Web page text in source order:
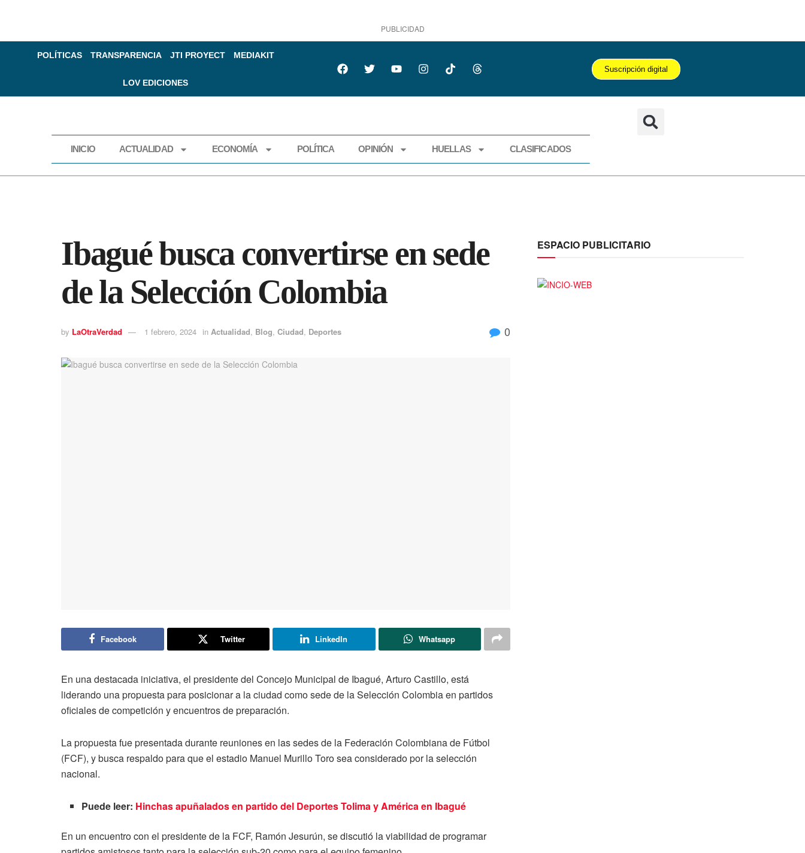
PUBLICIDAD
POLÍTICAS TRANSPARENCIA JTI PROYECT MEDIAKIT
LOV EDICIONES
Suscripción digital
INICIO ACTUALIDAD ECONOMÍA POLÍTICA OPINIÓN HUELLAS CLASIFICADOS
Ibagué busca convertirse en sede
de la Selección Colombia
by LaOtraVerdad 1 febrero, 2024 in Actualidad, Blog, Ciudad, Deportes 0
Facebook Twitter LinkedIn Whatsapp
En una destacada iniciativa, el presidente del Concejo Municipal de Ibagué, Arturo Castillo, está
liderando una propuesta para posicionar a la ciudad como sede de la Selección Colombia en partidos
oficiales de competición y encuentros de preparación.
La propuesta fue presentada durante reuniones en las sedes de la Federación Colombiana de Fútbol
(FCF), y busca respaldo para que el estadio Manuel Murillo Toro sea considerado por la selección
nacional.
Puede leer: Hinchas apuñalados en partido del Deportes Tolima y América en Ibagué
En un encuentro con el presidente de la FCF, Ramón Jesurún, se discutió la viabilidad de programar
ESPACIO PUBLICITARIO